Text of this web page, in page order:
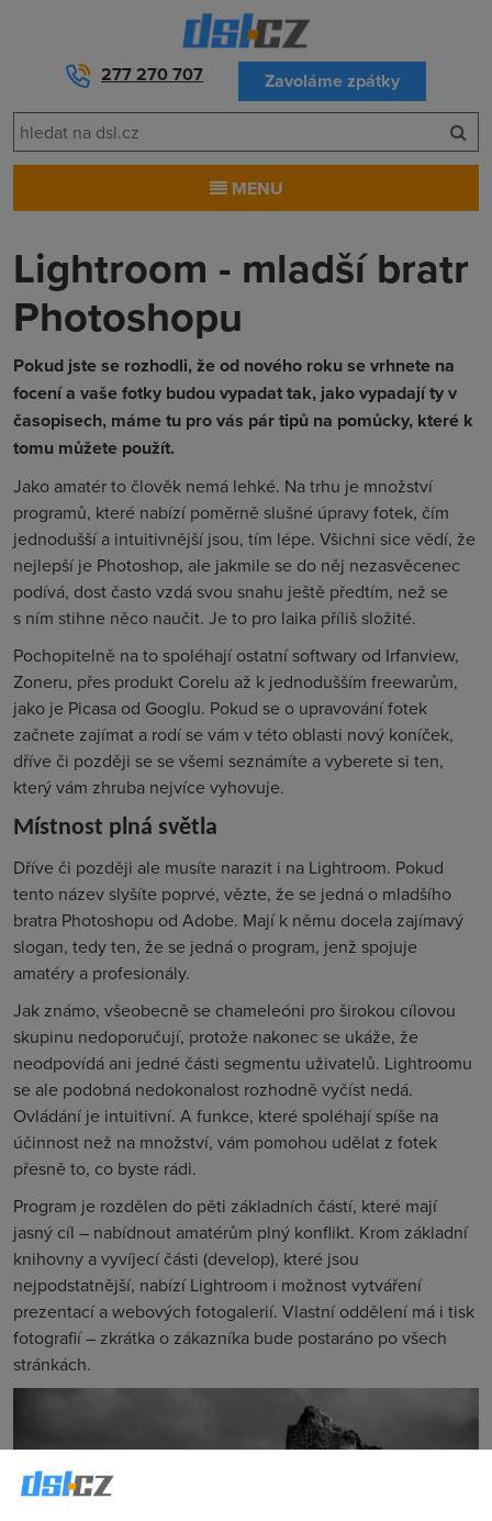
277 270 707 Zavoláme zpátky
MENU
Lightroom - mladší bratr
Photoshopu
Pokud jste se rozhodli, že od nového roku se vrhnete na
focení a vaše fotky budou vypadat tak, jako vypadají ty v
časopisech, máme tu pro vás pár tipů na pomůcky, které k
tomu můžete použít.
Jako amatér to člověk nemá lehké. Na trhu je množství
programů, které nabízí poměrně slušné úpravy fotek, čím
jednodušší a intuitivnější jsou, tím lépe. Všichni sice vědí, že
nejlepší je Photoshop, ale jakmile se do něj nezasvěcenec
podívá, dost často vzdá svou snahu ještě předtím, než se
s ním stihne něco naučit. Je to pro laika příliš složité.
Pochopitelně na to spoléhají ostatní softwary od Irfanview,
Zoneru, přes produkt Corelu až k jednodušším freewarům,
jako je Picasa od Googlu. Pokud se o upravování fotek
začnete zajímat a rodí se vám v této oblasti nový koníček,
dříve či později se se všemi seznámíte a vyberete si ten,
který vám zhruba nejvíce vyhovuje.
Místnost plná světla
Dříve či později ale musíte narazit i na Lightroom. Pokud
tento název slyšíte poprvé, vězte, že se jedná o mladšího
bratra Photoshopu od Adobe. Mají k němu docela zajímavý
slogan, tedy ten, že se jedná o program, jenž spojuje
amatéry a profesionály.
Jak známo, všeobecně se chameleóni pro širokou cílovou
skupinu nedoporučují, protože nakonec se ukáže, že
neodpovídá ani jedné části segmentu uživatelů. Lightroomu
se ale podobná nedokonalost rozhodně vyčíst nedá.
Ovládání je intuitivní. A funkce, které spoléhají spíše na
účinnost než na množství, vám pomohou udělat z fotek
přesně to, co byste rádi.
Program je rozdělen do pěti základních částí, které mají
jasný cíl – nabídnout amatérům plný konflikt. Krom základní
knihovny a vyvíjecí části (develop), které jsou
nejpodstatnější, nabízí Lightroom i možnost vytváření
prezentací a webových fotogalerií. Vlastní oddělení má i tisk
fotografií – zkrátka o zákazníka bude postaráno po všech
stránkách.